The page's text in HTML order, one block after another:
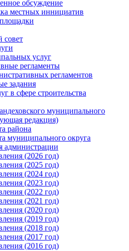
обсуждение
местных иннициатив
совет
услуг
регламенты
регламентов
задания
в сфере строительства
муниципального
редакция)
района
муниципального округа
администрации
(2026 год)
(2025 год)
(2024 год)
(2023 год)
(2022 год)
(2021 год)
(2020 год)
(2019 год)
(2018 год)
(2017 год)
(2016 год)